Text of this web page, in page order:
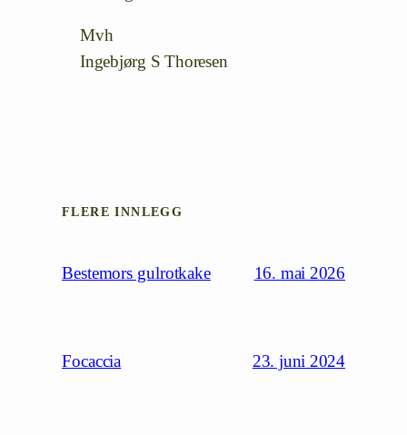
Mvh
Ingebjørg S Thoresen
FLERE INNLEGG
Bestemors gulrotkake 16. mai 2026
Focaccia 23. juni 2024